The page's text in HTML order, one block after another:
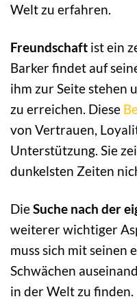
Welt zu erfahren.
Freundschaft ist ein
Barker findet auf
ihm zur Seite stehen
zu erreichen. Diese
von Vertrauen,
Unterstützung. Sie
dunkelsten Zeiten
DieSuche nach der
weiterer wichtiger
muss sich mit seinen
Schwächen
in der Welt zu finden.